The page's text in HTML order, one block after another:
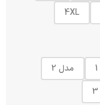
4XL
مدل 2